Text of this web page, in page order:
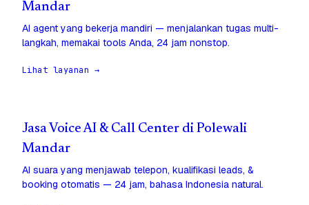
Mandar
AI agent yang bekerja mandiri — menjalankan tugas multi-
langkah, memakai tools Anda, 24 jam nonstop.
Lihat layanan →
Jasa Voice AI & Call Center di Polewali
Mandar
AI suara yang menjawab telepon, kualifikasi leads, &
booking otomatis — 24 jam, bahasa Indonesia natural.